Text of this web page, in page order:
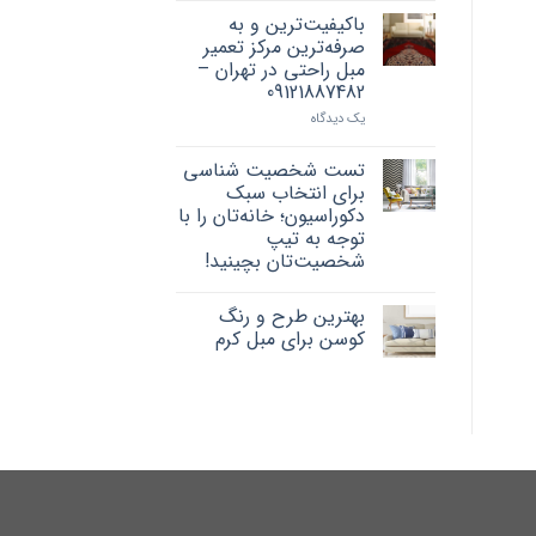
باکیفیت‌ترین و به
صرفه‌ترین مرکز تعمیر
مبل راحتی در تهران –
09121887482
یک دیدگاه
تست شخصیت شناسی
برای انتخاب سبک
دکوراسیون؛ خانه‌تان را با
توجه به تیپ
شخصیت‌تان بچینید!
بهترین طرح و رنگ
کوسن برای مبل کرم